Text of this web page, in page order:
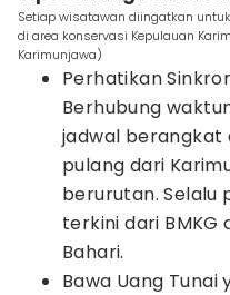
Setiap wisatawan diingatkan
di area konservasi Kepulauan
Karimunjawa)
Perhatikan
Berhubung
jadwal berangkat
pulang dari
berurutan. Selalu
terkini dari BMKG
Bahari.
Bawa Uang Tunai